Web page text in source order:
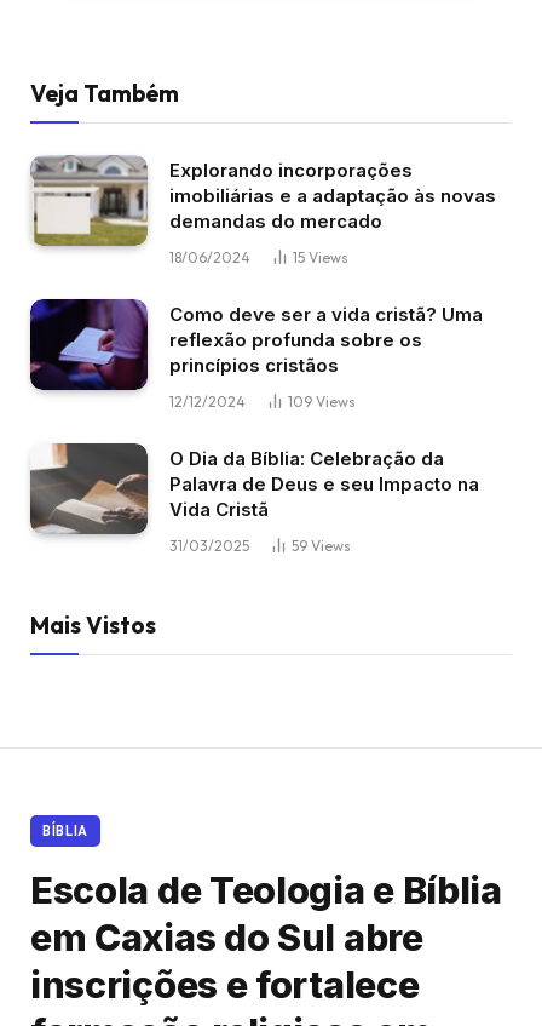
Veja Também
Explorando incorporações
imobiliárias e a adaptação às novas
demandas do mercado
18/06/2024 15 Views
Como deve ser a vida cristã? Uma
reflexão profunda sobre os
princípios cristãos
12/12/2024 109 Views
O Dia da Bíblia: Celebração da
Palavra de Deus e seu Impacto na
Vida Cristã
31/03/2025 59 Views
Mais Vistos
BÍBLIA
Escola de Teologia e Bíblia
em Caxias do Sul abre
inscrições e fortalece